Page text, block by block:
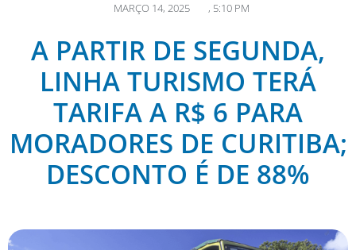
MARÇO 14, 2025 , 5:10 PM
A PARTIR DE SEGUNDA,
LINHA TURISMO TERÁ
TARIFA A R$ 6 PARA
MORADORES DE CURITIBA;
DESCONTO É DE 88%